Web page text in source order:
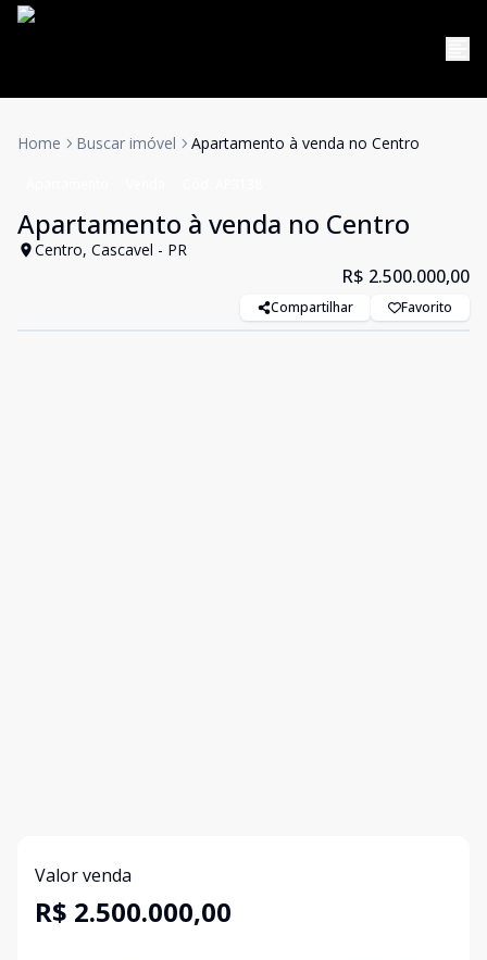
Home Buscar imóvel Apartamento à venda no Centro
Apartamento à venda no Centro
Centro, Cascavel - PR
R$ 2.500.000,00
Compartilhar Favorito
Valor venda
R$ 2.500.000,00